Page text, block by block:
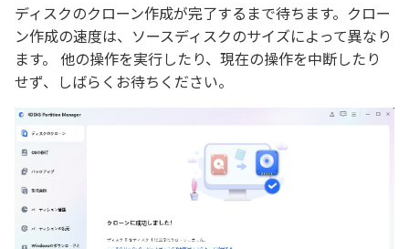
ディスクのクローン作成が完了するまで待ちます。クロー
ン作成の速度は、ソースディスクのサイズによって異なり
ます。 他の操作を実行したり、現在の操作を中断したり
せず、しばらくお待ちください。